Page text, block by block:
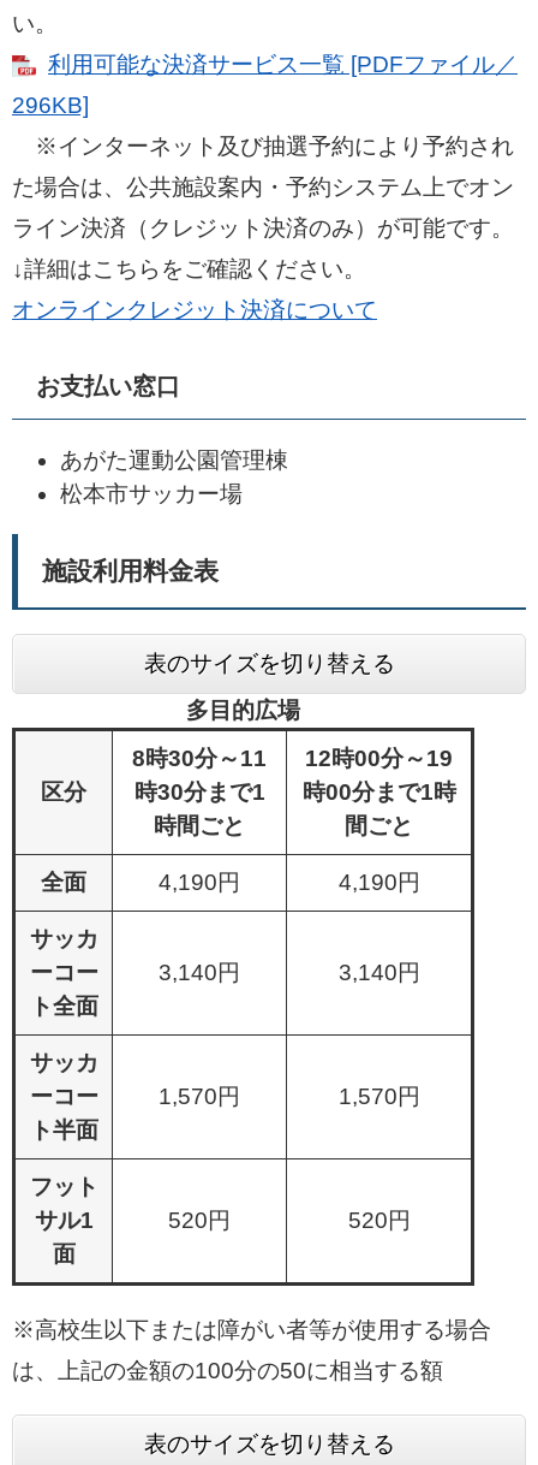
い。
利用可能な決済サービス一覧 [PDFファイル／
296KB]
※インターネット及び抽選予約により予約され
た場合は、公共施設案内・予約システム上でオン
ライン決済（クレジット決済のみ）が可能です。
↓詳細はこちらをご確認ください。​
オンラインクレジット決済について
お支払い窓口
あがた運動公園管理棟
松本市サッカー場
施設利用料金表
表のサイズを切り替える
多目的広場
区分
8時30分～11
時30分まで1
時間ごと
12時00分～19
時00分まで1時
間ごと
全面 4,190円 4,190円
サッカ
ーコー
ト全面
3,140円 3,140円
サッカ
ーコー
ト半面
1,570円 1,570円
フット
サル1
面
520円 520円
※高校生以下または障がい者等が使用する場合
は、上記の金額の100分の50に相当する額
表のサイズを切り替える